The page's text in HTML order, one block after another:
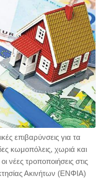
επιβαρύνσεις για τα
κωμοπόλεις, χωριά και
νέες τροποποιήσεις στις
Ακινήτων (ΕΝΦΙΑ)